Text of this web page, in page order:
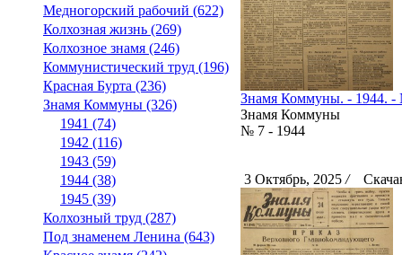
Медногорский рабочий (622)
Колхозная жизнь (269)
Колхозное знамя (246)
Коммунистический труд (196)
Красная Бурта (236)
Знамя Коммуны (326)
1941 (74)
1942 (116)
1943 (59)
1944 (38)
1945 (39)
Колхозный труд (287)
Под знаменем Ленина (643)
Знамя Коммуны. - 1944. -
Знамя Коммуны
№ 7 - 1944
3 Октябрь, 2025 /